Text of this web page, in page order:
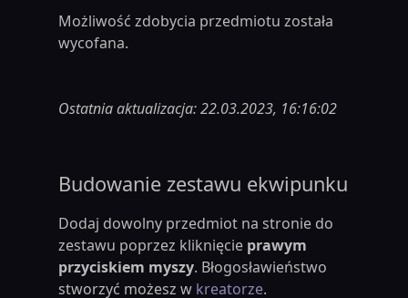
Możliwość zdobycia przedmiotu została
wycofana.
Ostatnia aktualizacja: 22.03.2023, 16:16:02
Budowanie zestawu ekwipunku
Dodaj dowolny przedmiot na stronie do
zestawu poprzez kliknięcie prawym
przyciskiem myszy. Błogosławieństwo
stworzyć możesz w kreatorze.